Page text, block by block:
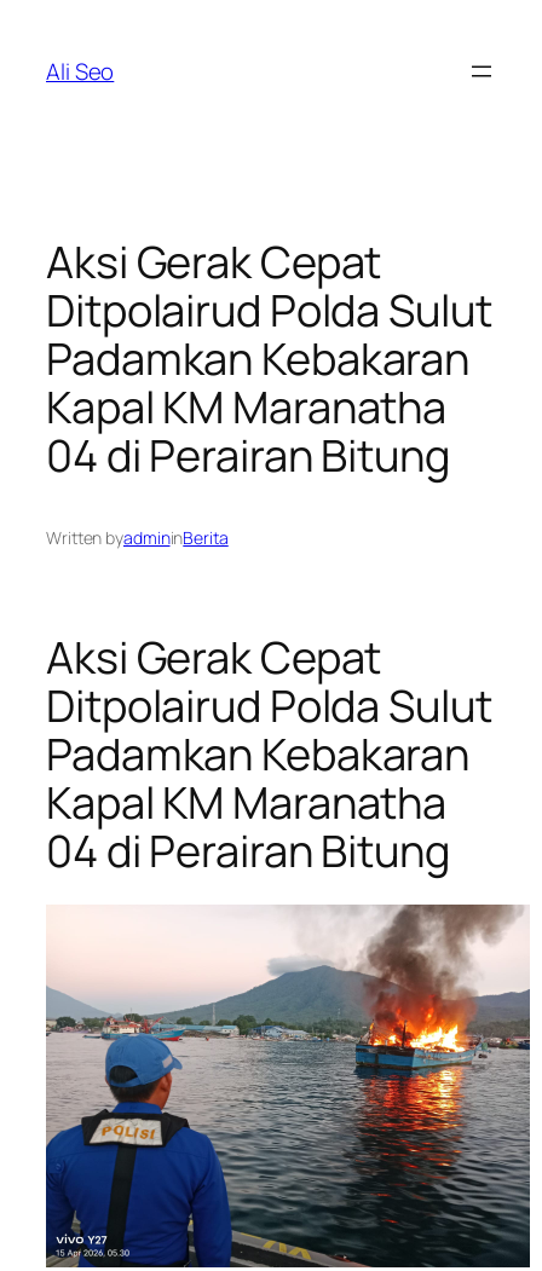
content
Ali Seo
Aksi Gerak Cepat
Ditpolairud Polda Sulut
Padamkan Kebakaran
Kapal KM Maranatha
04 di Perairan Bitung
Written byadmininBerita
Aksi Gerak Cepat
Ditpolairud Polda Sulut
Padamkan Kebakaran
Kapal KM Maranatha
04 di Perairan Bitung